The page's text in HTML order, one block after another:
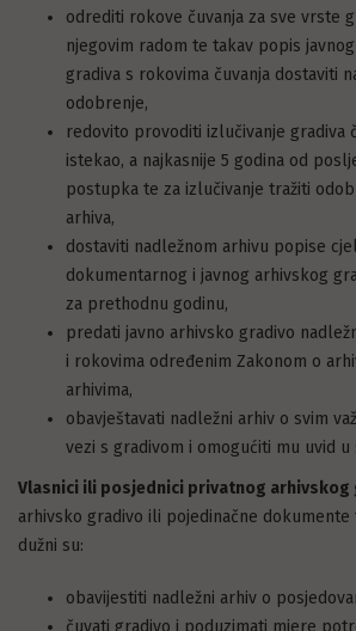
odrediti rokove čuvanja za sve vrste
njegovim radom te takav popis
gradiva s rokovima čuvanja dostaviti
odobrenje,
redovito provoditi izlučivanje gradiva
istekao, a najkasnije 5 godina od
postupka te za izlučivanje tražiti
arhiva,
dostaviti nadležnom arhivu popise
dokumentarnog i javnog arhivskog
za prethodnu godinu,
predati javno arhivsko gradivo
i rokovima određenim Zakonom o
arhivima,
obavještavati nadležni arhiv o svim
vezi s gradivom i omogućiti mu uvid u
Vlasnici ili posjednici privatnog arhivskog
arhivsko gradivo ili pojedinačne dokumente
dužni su:
obavijestiti nadležni arhiv o
čuvati gradivo i poduzimati mjere